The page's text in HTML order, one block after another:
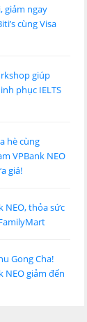
giảm ngay
cùng Visa
giúp
phục IELTS
hè cùng
VPBank NEO
giá!
NEO, thỏa sức
Gong Cha!
NEO giảm đến